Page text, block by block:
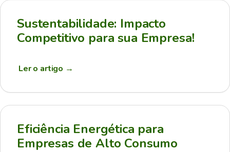
Sustentabilidade: Impacto
Competitivo para sua Empresa!
Ler o artigo →
Eficiência Energética para
Empresas de Alto Consumo